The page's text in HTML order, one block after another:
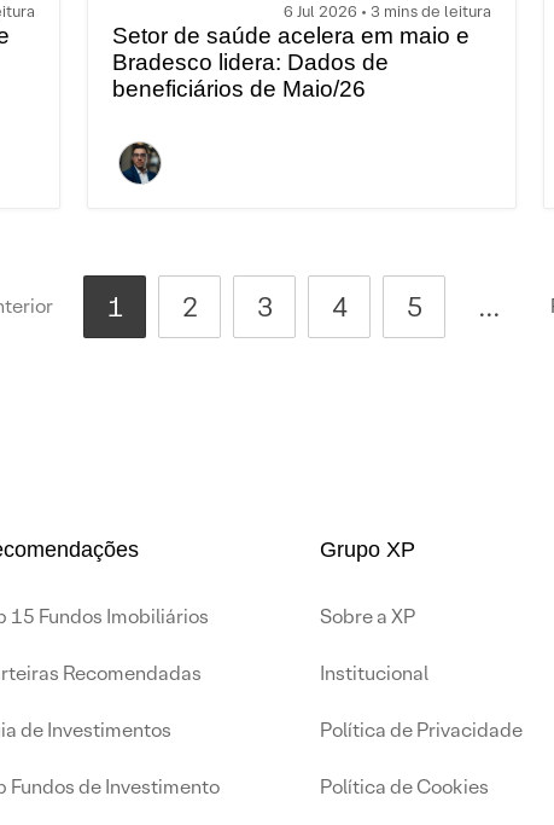
6 Jul 2026 • 3 mins de leitura
Setor de saúde acelera em maio e
Bradesco lidera: Dados de
beneficiários de Maio/26
1 2 3 4 5 ...
15 Fundos Imobiliários
Recomendadas
de Investimentos
Fundos de Investimento
Grupo XP
Sobre a XP
Institucional
Política de Privacidade
Política de Cookies